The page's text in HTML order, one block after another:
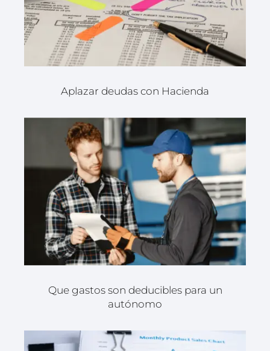
Aplazar deudas con Hacienda
Que gastos son deducibles para un
autónomo